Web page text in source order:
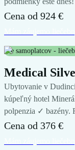
Cena od 924 €
Pre samoplatcov -
Medical
Ubytovanie v
kúpeľný hotel
polpenzia ✓ bazény.
Cena od 376 €